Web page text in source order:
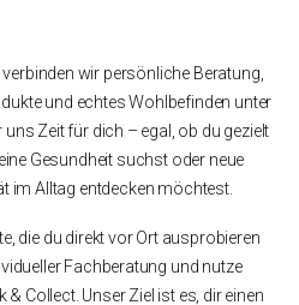
verbinden wir persönliche Beratung,
und echtes Wohlbefinden unter
Zeit für dich – egal, ob du gezielt
Gesundheit suchst oder neue
im Alltag entdecken möchtest.
die du direkt vor Ort ausprobieren
Fachberatung und nutze
Collect. Unser Ziel ist es, dir einen